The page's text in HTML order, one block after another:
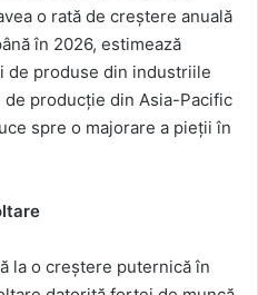
o rată de creștere anuală
în 2026, estimează
de produse din industriile
producție din Asia-Pacific
spre o majorare a pieții în
la o creștere puternică în